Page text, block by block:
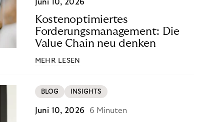
Juni 10, 2026
Kostenoptimiertes
Forderungsmanagement: Die
Value Chain neu denken
MEHR LESEN
BLOG INSIGHTS
Juni 10, 2026 6 Minuten